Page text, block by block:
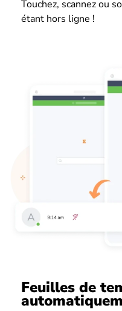
Touchez, scannez ou
étant hors ligne !
Feuilles de